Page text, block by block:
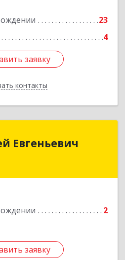
23
4
заявку
контакты
заявку
Назад
Евгеньевич
2
заявку
Евгеньевич
заявку